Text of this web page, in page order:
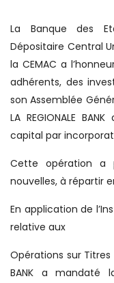
La Banque des
Dépositaire Central
la CEMAC a
adhérents, des
son Assemblée
LA REGIONALE
capital par
Cette opération a
nouvelles, à répartir
En application de
relative aux
Opérations sur Titres
BANK a mandaté